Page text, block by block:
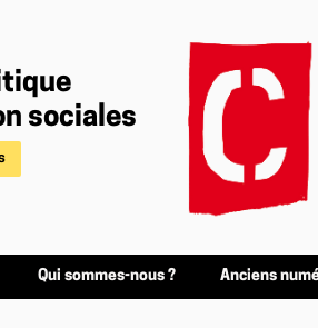
sociales
Qui sommes-nous ? Anciens